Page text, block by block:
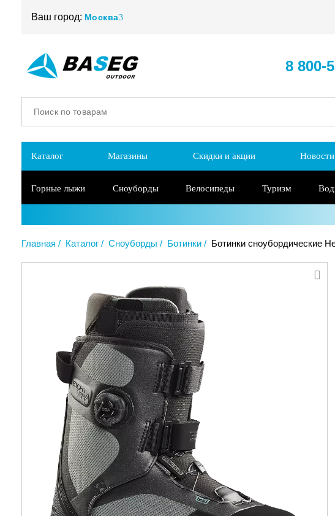
Ваш город: Москва
8 800-
Каталог Магазины Скидки и акции Новости
Горные лыжи Сноуборды Велосипеды Туризм
Главная Каталог Сноуборды Ботинки Ботинки сноубордические